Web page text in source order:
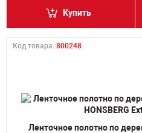
Купить
Код товара: 800248
Ленточное полотно по